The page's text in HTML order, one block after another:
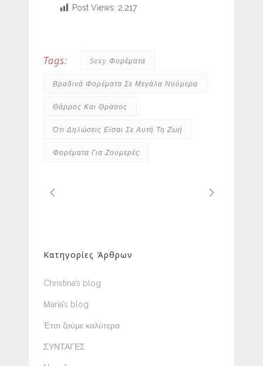
Post Views: 2,217
Tags: Sexy Φορέματα
Βραδινά Φορέματα Σε Μεγάλα Νούμερα
Θάρρος Και Θράσος
Ότι Δηλώσεις Είσαι Σε Αυτή Τη Ζωή
Φορέματα Για Ζουμερές
Κατηγορίες Άρθρων
Christina’s blog
Μaria’s blog
Έτσι ζούμε καλύτερα
ΣΥΝΤΑΓΕΣ